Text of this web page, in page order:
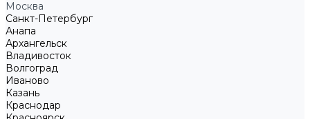
Москва
Санкт-Петербург
Анапа
Архангельск
Владивосток
Волгоград
Иваново
Казань
Краснодар